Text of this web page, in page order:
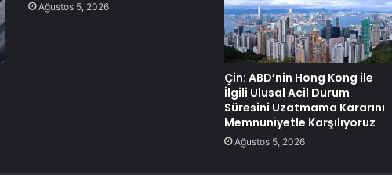
Ağustos 5, 2026
Çin: ABD’nin Hong Kong ile
İlgili Ulusal Acil Durum
Süresini Uzatmama Kararını
Memnuniyetle Karşılıyoruz
Ağustos 5, 2026